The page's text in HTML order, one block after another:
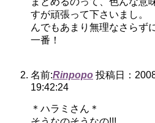
すが頑張って下さいまし。
んでもあまり無理なさらず
一番！
名前:Rinpopo 投稿日：
19:42:24
＊ハラミさん＊